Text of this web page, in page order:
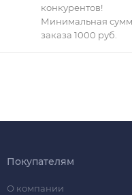
конкурентов!
Минимальная
заказа 1000 руб.
Покупателям
О компании